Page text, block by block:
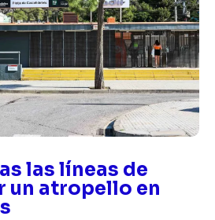
las líneas de
un atropello en